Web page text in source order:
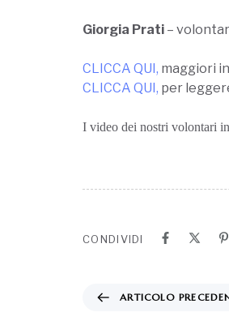
Giorgia Prati –
CLICCA QUI, maggiori
CLICCA QUI, per
I video dei nostri volontari
CONDIVIDI
ARTICOLO